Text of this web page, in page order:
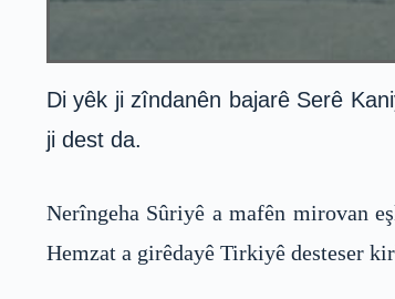
Di yêk ji zîndanên bajarê Serê
ji dest da.
Nerîngeha Sûriyê a mafên mirovan
Hemzat a girêdayê Tirkiyê desteser